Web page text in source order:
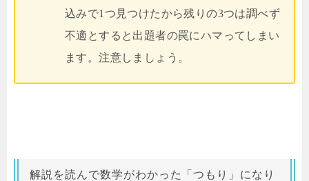
込みで1つ見つけたから残りの3つは調べず
不適とすると出題者の罠にハマってしまい
ます。注意しましょう。
解説を読んで数学がわかった「つもり」になり